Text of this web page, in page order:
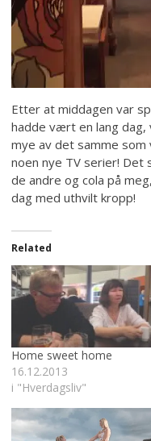
Etter at middagen var
hadde vært en lang dag,
mye av det samme
noen nye TV serier! Det
de andre og cola på
dag med uthvilt kropp!
Related
Home sweet home
16.12.2013
i "Hverdagsliv"